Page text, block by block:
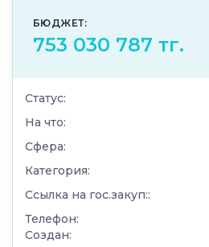
БЮДЖЕТ:
753 030 787 тг.
Статус:
На что:
Сфера:
Категория:
Ссылка на гос.закуп::
Телефон:
Создан: